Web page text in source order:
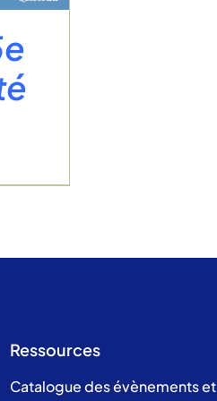
Ressources
Catalogue des évènements et